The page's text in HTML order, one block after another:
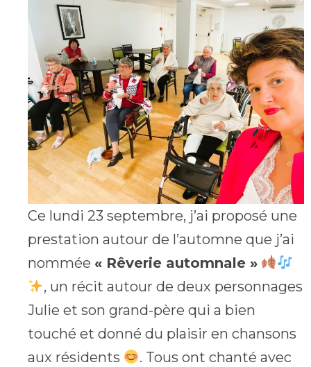
Ce lundi 23 septembre, j’ai proposé une
prestation autour de l’automne que j’ai
nommée « Rêverie automnale »
, un récit autour de deux personnages
Julie et son grand-père qui a bien
touché et donné du plaisir en chansons
aux résidents
. Tous ont chanté avec